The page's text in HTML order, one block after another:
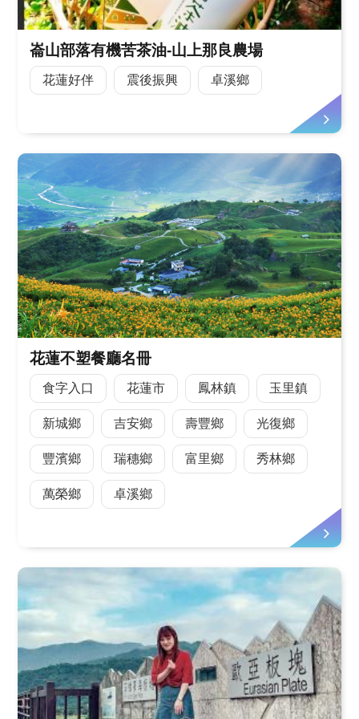
崙山部落有機苦茶油-山上那良農場
花蓮好伴 震後振興 卓溪鄉
花蓮不塑餐廳名冊
食字入口 花蓮市 鳳林鎮 玉里鎮
新城鄉 吉安鄉 壽豐鄉 光復鄉
豐濱鄉 瑞穗鄉 富里鄉 秀林鄉
萬榮鄉 卓溪鄉